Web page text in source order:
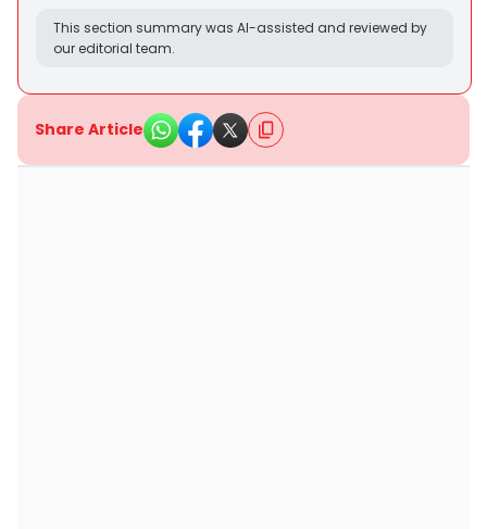
This section summary was AI-assisted and reviewed by
our editorial team.
Share Article